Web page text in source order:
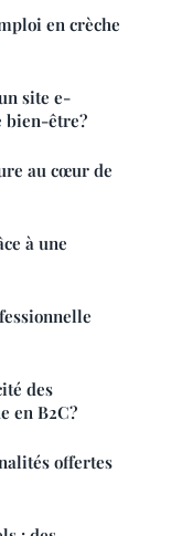
en crèche
site e-
bien-être?
au cœur de
à une
des
en B2C?
offertes